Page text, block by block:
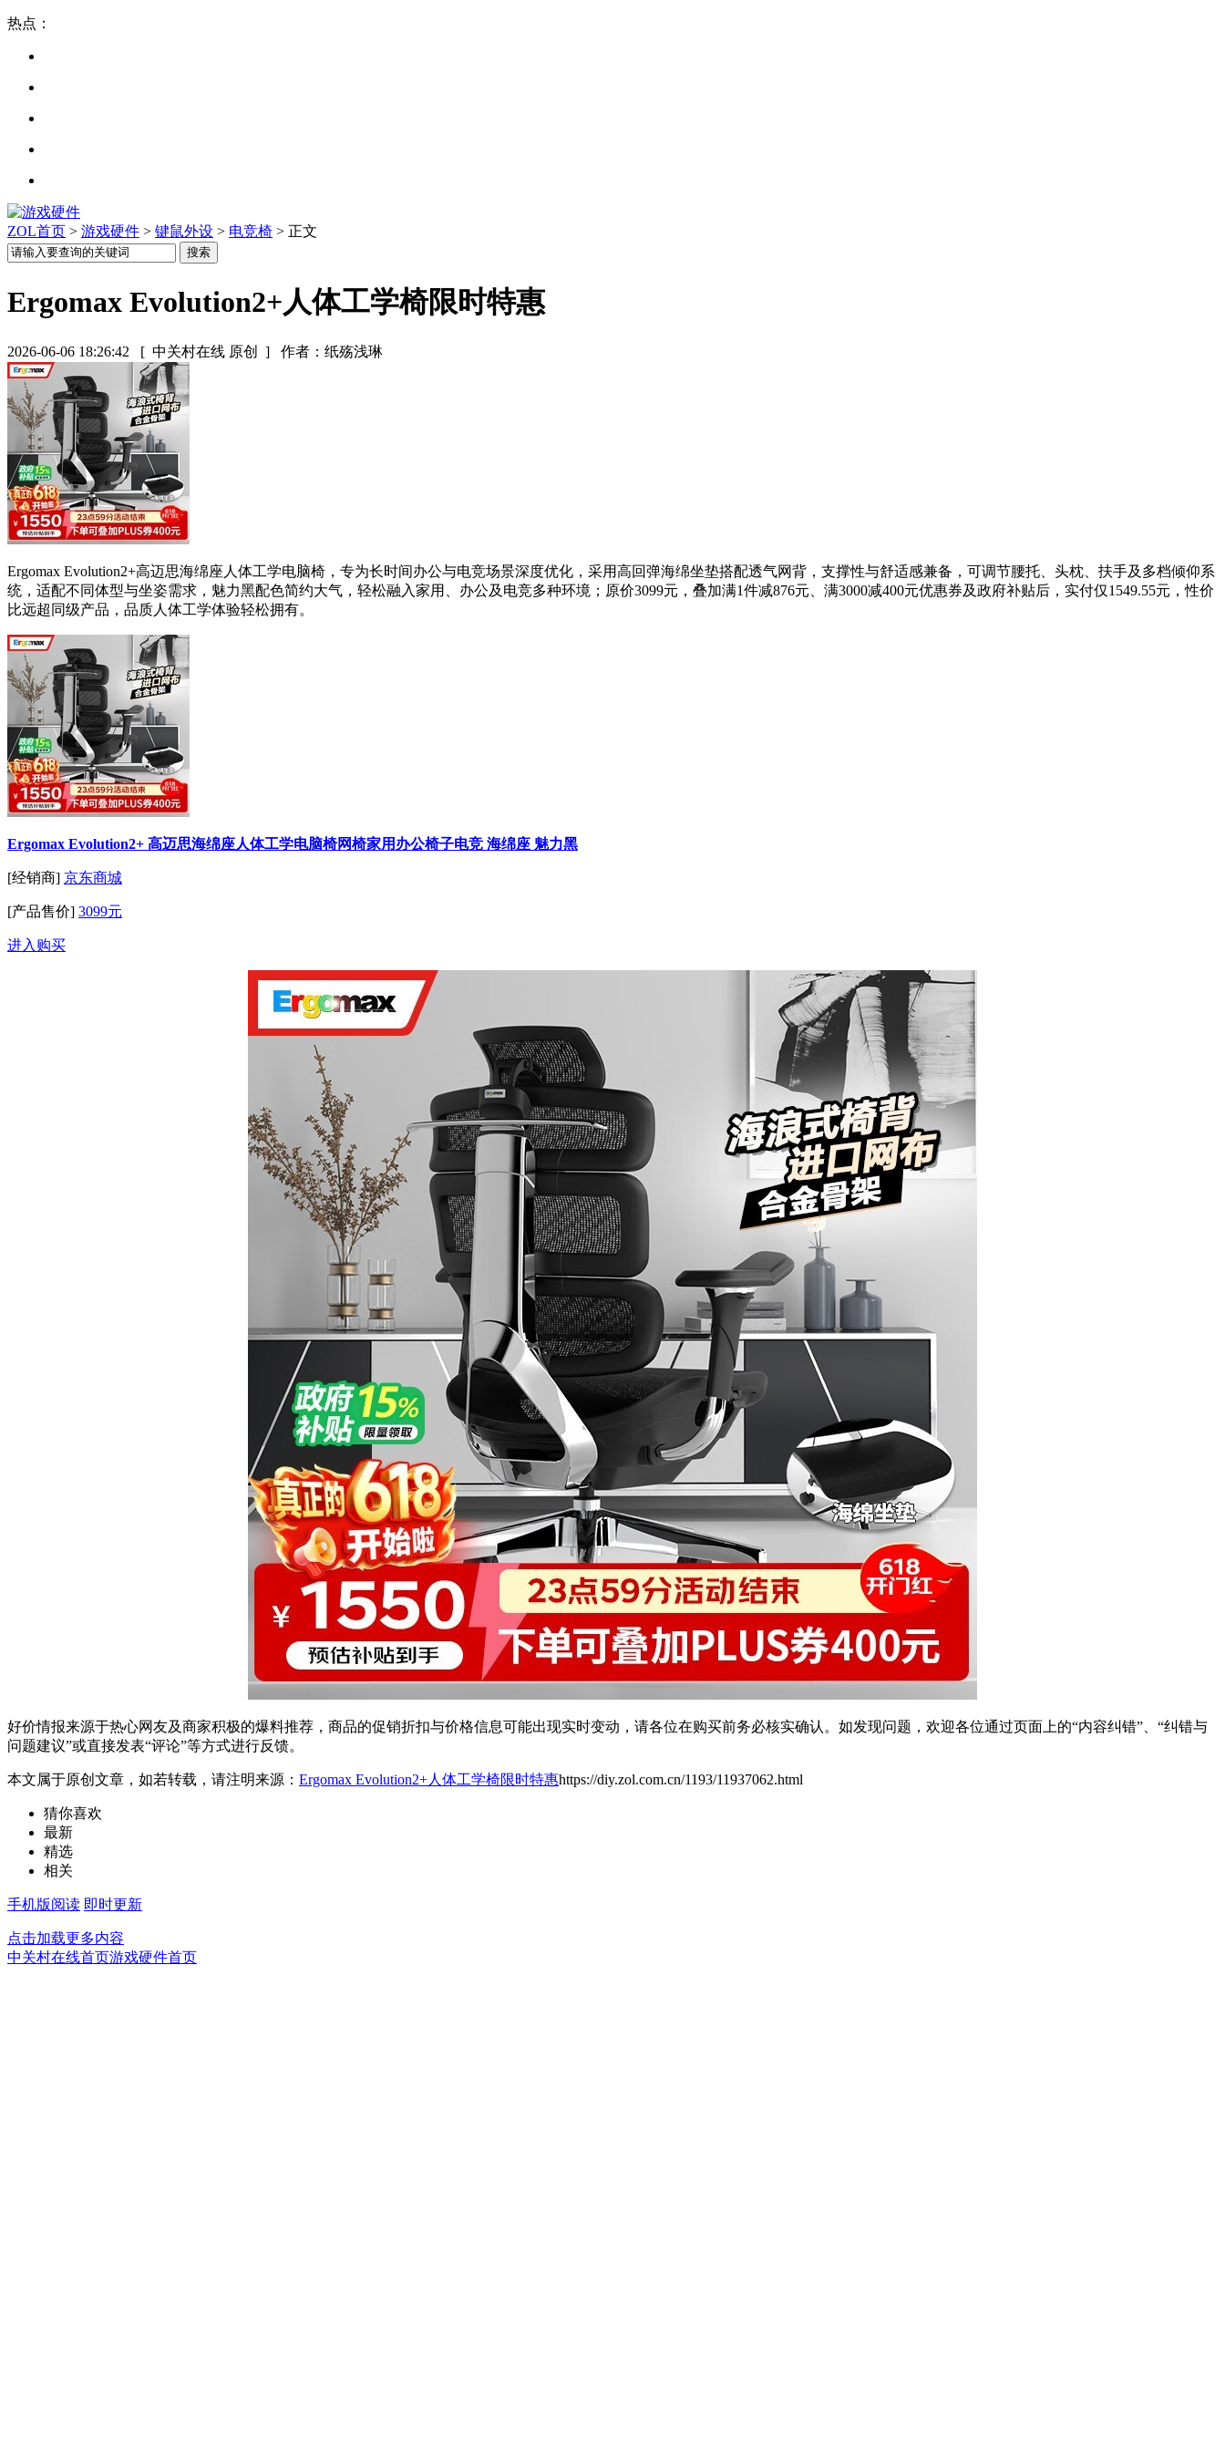
热点：
ZOL首页 > 游戏硬件 > 键鼠外设 > 电竞椅 > 正文
Ergomax Evolution2+人体工学椅限时特惠
2026-06-06 18:26:42 [ 中关村在线 原创 ] 作者：纸殇浅琳
Ergomax Evolution2+高迈思海绵座人体工学电脑椅，专为长时间办公与电竞场景深度优化，采用高回弹海绵坐垫搭配透气网背，支撑性与舒适感兼备，可调节腰托、头枕、扶手及多档倾仰系
统，适配不同体型与坐姿需求，魅力黑配色简约大气，轻松融入家用、办公及电竞多种环境；原价3099元，叠加满1件减876元、满3000减400元优惠券及政府补贴后，实付仅1549.55元，性价
比远超同级产品，品质人体工学体验轻松拥有。
Ergomax Evolution2+ 高迈思海绵座人体工学电脑椅网椅家用办公椅子电竞 海绵座 魅力黑
[经销商] 京东商城
[产品售价] 3099元
进入购买
好价情报来源于热心网友及商家积极的爆料推荐，商品的促销折扣与价格信息可能出现实时变动，请各位在购买前务必核实确认。如发现问题，欢迎各位通过页面上的“内容纠错”、“纠错与
问题建议”或直接发表“评论”等方式进行反馈。
本文属于原创文章，如若转载，请注明来源： Ergomax Evolution2+人体工学椅限时特惠https://diy.zol.com.cn/1193/11937062.html
猜你喜欢
最新
精选
相关
手机版阅读 即时更新
点击加载更多内容
中关村在线首页游戏硬件首页